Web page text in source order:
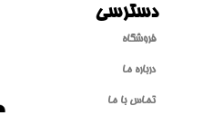
دسترسی
فروشگاه
درباره ما
تماس با ما